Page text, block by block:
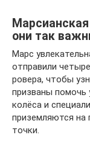
они так
Марс
отправили
ровера, чтобы
призваны помочь
колёса и
приземляются на
точки.